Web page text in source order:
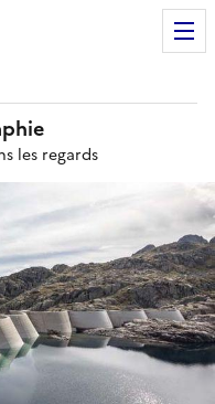
les regards